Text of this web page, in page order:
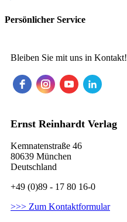
Persönlicher Service
Bleiben Sie mit uns in Kontakt!
Ernst Reinhardt Verlag
Kemnatenstraße 46
80639 München
Deutschland
+49 (0)89 - 17 80 16-0
>>> Zum Kontaktformular